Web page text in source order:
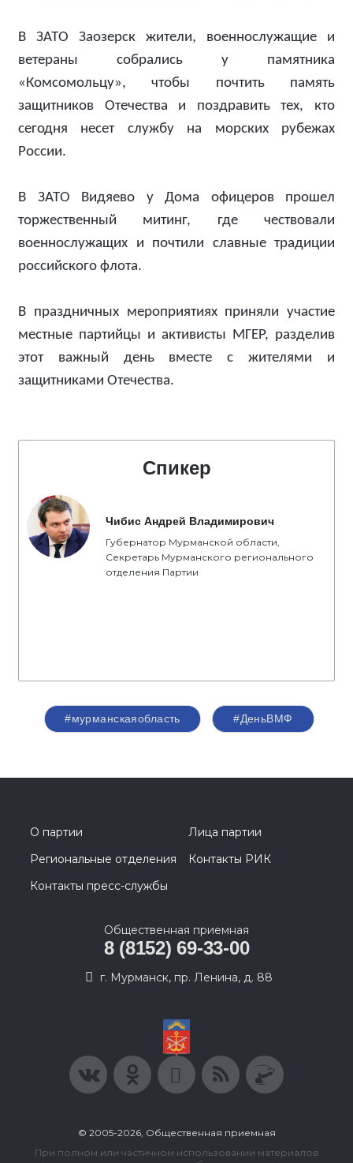
В ЗАТО Заозерск жители, военнослужащие и
ветераны собрались у памятника
«Комсомольцу», чтобы почтить память
защитников Отечества и поздравить тех, кто
сегодня несет службу на морских рубежах
России.
В ЗАТО Видяево у Дома офицеров прошел
торжественный митинг, где чествовали
военнослужащих и почтили славные традиции
российского флота.
В праздничных мероприятиях приняли участие
местные партийцы и активисты МГЕР, разделив
этот важный день вместе с жителями и
защитниками Отечества.
Спикер
Чибис Андрей Владимирович
Губернатор Мурманской области,
Секретарь Мурманского регионального
отделения Партии
#мурманскаяобласть #ДеньВМФ
О партии
Лица партии
Региональные отделения
Контакты РИК
Контакты пресс-службы
Общественная приемная
8 (8152) 69-33-00
г. Мурманск, пр. Ленина, д. 88
© 2005-2026, Общественная приемная
При полном или частичном использовании материалов